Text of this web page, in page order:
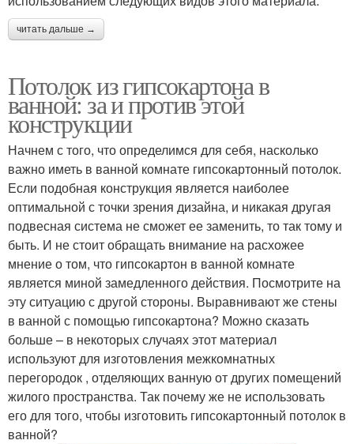
читать дальше →
Потолок из гипсокартона в
ванной: за и против этой
конструкции
Начнем с того, что определимся для себя, насколько
важно иметь в ванной комнате гипсокартонный потолок.
Если подобная конструкция является наиболее
оптимальной с точки зрения дизайна, и никакая другая
подвесная система не сможет ее заменить, то так тому и
быть. И не стоит обращать внимание на расхожее
мнение о том, что гипсокартон в ванной комнате
является миной замедленного действия. Посмотрите на
эту ситуацию с другой стороны. Выравнивают же стены
в ванной с помощью гипсокартона? Можно сказать
больше – в некоторых случаях этот материал
используют для изготовления межкомнатных
перегородок , отделяющих ванную от других помещений
жилого пространства. Так почему же не использовать
его для того, чтобы изготовить гипсокартонный потолок в
ванной?